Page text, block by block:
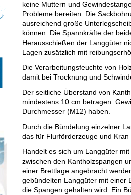
keine Muttern und
Probleme bereiten. Die
ausreichend große
können. Die Spannkräfte der
Herausschießen der Langgüter
Lagen zusätzlich mit
Die Verarbeitungsfeuchte von
damit bei Trocknung und
Der seitliche Überstand von
mindestens 10 cm betragen.
Durchmesser (M12) haben.
Durch die Bündelung einzelner
das für Flurförderzeuge und
Handelt es sich um Langgüter
zwischen den Kantholzspangen
einer Brettlage angebracht
gebündelten Langgüter mit einer
die Spangen gehalten wird. Ein